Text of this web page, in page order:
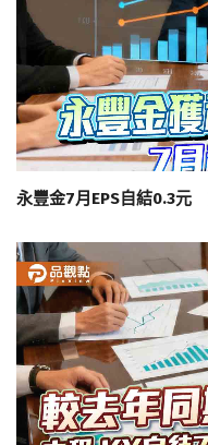
永豐金7月EPS自結0.3元